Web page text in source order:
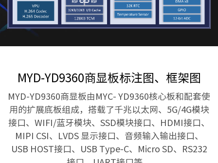
MYD-YD9360商显板标注图、框架图
MYD-YD9360商显板由MYC- YD9360核心板和配套使
用的扩展底板组成，搭载了千兆以太网、5G/4G模块
接口、WIFI/蓝牙模块、SSD模块接口、HDMI接口、
MIPI CSI、LVDS 显示接口、音频输入输出接口、
USB HOST接口、USB Type-C、Micro SD、RS232